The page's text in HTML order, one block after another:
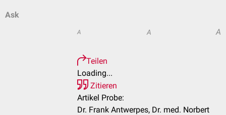
Ask
A A A
Teilen
Loading...
Zitieren
Artikel Probe:
Dr. Frank Antwerpes, Dr. med. Norbert